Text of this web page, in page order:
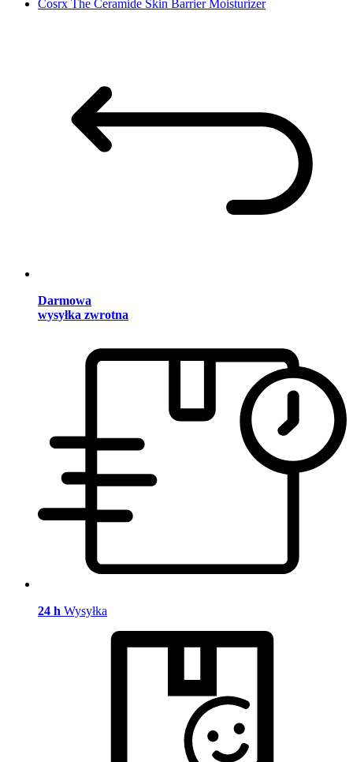
Cosrx The Ceramide Skin Barrier Moisturizer
Darmowa
wysyłka zwrotna
24 h Wysyłka